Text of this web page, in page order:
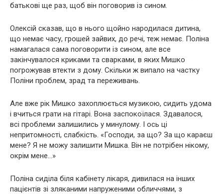
батькові ще раз, щоб він поговорив із сином.
Олексій сказав, що в нього щойно народилася дитина,
що немає часу, грошей зайвих, до речі, теж немає. Поліна
намагалася сама поговорити із сином, але все
закінчувалося криками та сварками, в яких Мишко
погрожував втекти з дому. Скільки ж випало на частку
Поліни проблем, зрад та переживань.
Але вже рік Мишко захоплюється музикою, сидить удома
і вчиться грати на гітарі. Вона заспокоїлася. Здавалося,
всі проблеми залишились у минулому. І ось ці
непритомності, слабкість. «Господи, за що? За що караєш
мене? Я не можу залишити Мишка. Він не потрібен нікому,
окрім мене…»
Поліна сиділа біля кабінету лікаря, дивилася на інших
пацієнтів зі зляканими напруженими обличчями, з